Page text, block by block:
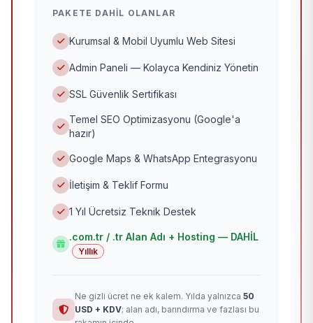
PAKETE DAHIL OLANLAR
Kurumsal & Mobil Uyumlu Web Sitesi
Admin Paneli — Kolayca Kendiniz Yönetin
SSL Güvenlik Sertifikası
Temel SEO Optimizasyonu (Google'a
hazır)
Google Maps & WhatsApp Entegrasyonu
İletişim & Teklif Formu
1 Yıl Ücretsiz Teknik Destek
.com.tr / .tr Alan Adı + Hosting — DAHİL
Yıllık
Ne gizli ücret ne ek kalem. Yılda yalnızca 50
USD + KDV; alan adı, barındırma ve fazlası bu